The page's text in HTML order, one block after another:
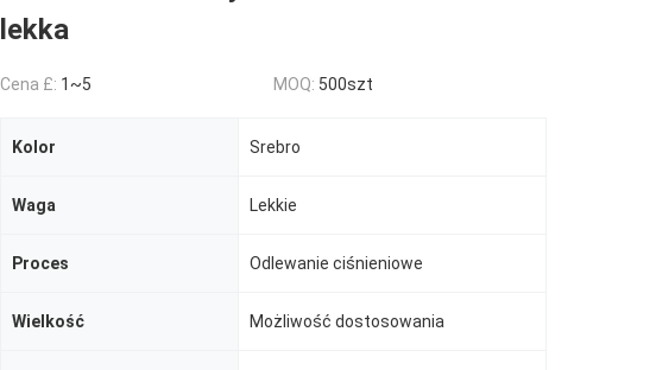
lekka
Cena £: 1~5 MOQ: 500szt
Kolor Srebro
Waga Lekkie
Proces Odlewanie ciśnieniowe
Wielkość Możliwość dostosowania